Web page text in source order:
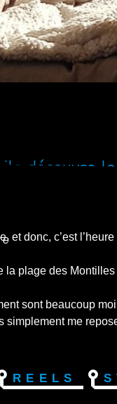
Reels
et donc, c’est
plage des
sont beaucoup
me